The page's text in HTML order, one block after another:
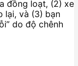
đồng loạt, (2) xe
lại, và (3) bạn
do độ chênh